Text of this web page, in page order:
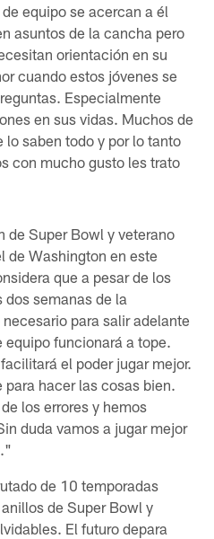
equipo se acercan a él
asuntos de la cancha pero
orientación en su
cuando estos jóvenes se
Especialmente
en sus vidas. Muchos de
lo saben todo y por lo tanto
con mucho gusto les trato
de Super Bowl y veterano
de Washington en este
que a pesar de los
dos semanas de la
para salir adelante
funcionará a tope.
el poder jugar mejor.
hacer las cosas bien.
los errores y hemos
duda vamos a jugar mejor
de 10 temporadas
de Super Bowl y
El futuro depara